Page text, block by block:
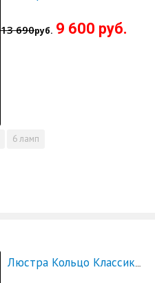
13 690руб. 9 600 руб.
6 ламп